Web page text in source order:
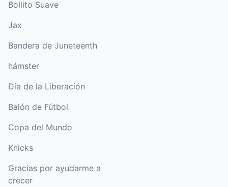
Bollito Suave
Jax
Bandera de Juneteenth
hámster
Día de la Liberación
Balón de Fútbol
Copa del Mundo
Knicks
Gracias por ayudarme a
crecer